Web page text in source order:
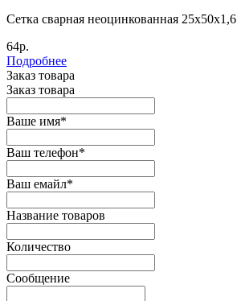
Сетка сварная неоцинкованная 25х50х1,6
64р.
Подробнее
Заказ товара
Заказ товара
Ваше имя*
Ваш телефон*
Ваш емайл*
Название товаров
Количество
Сообщение